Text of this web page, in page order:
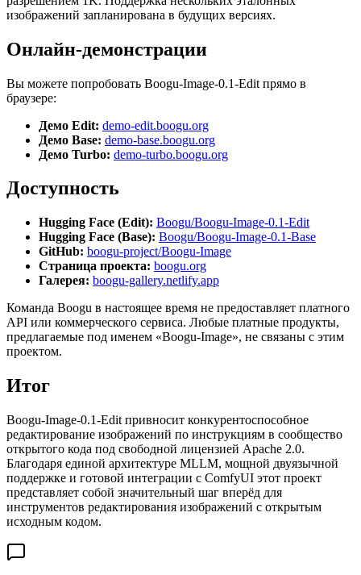
изображений запланирована в будущих версиях.
Онлайн-демонстрации
Вы можете попробовать Boogu-Image-0.1-Edit прямо в
браузере:
Демо Edit: demo-edit.boogu.org
Демо Base: demo-base.boogu.org
Демо Turbo: demo-turbo.boogu.org
Доступность
Hugging Face (Edit): Boogu/Boogu-Image-0.1-Edit
Hugging Face (Base): Boogu/Boogu-Image-0.1-Base
GitHub: boogu-project/Boogu-Image
Страница проекта: boogu.org
Галерея: boogu-gallery.netlify.app
Команда Boogu в настоящее время не предоставляет платного
API или коммерческого сервиса. Любые платные продукты,
предлагаемые под именем «Boogu-Image», не связаны с этим
проектом.
Итог
Boogu-Image-0.1-Edit привносит конкурентоспособное
редактирование изображений по инструкциям в сообщество
открытого кода под свободной лицензией Apache 2.0.
Благодаря единой архитектуре MLLM, мощной двуязычной
поддержке и готовой интеграции с ComfyUI этот проект
представляет собой значительный шаг вперёд для
инструментов редактирования изображений с открытым
исходным кодом.